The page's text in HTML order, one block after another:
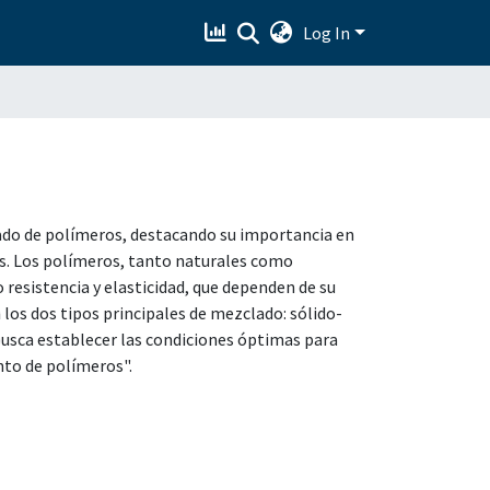
Log In
de polímeros, destacando su importancia en
Los polímeros, tanto naturales como
y elasticidad, que dependen de su
dos tipos principales de mezclado: sólido-
establecer las condiciones óptimas para
de polímeros".